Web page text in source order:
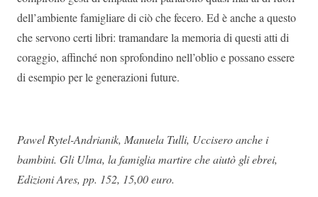
dell’ambiente famigliare di ciò che fecero. Ed è anche a questo
che servono certi libri: tramandare la memoria di questi atti di
coraggio, affinché non sprofondino nell’oblio e possano essere
di esempio per le generazioni future.
Pawel Rytel-Andrianik, Manuela Tulli, Uccisero anche i
bambini. Gli Ulma, la famiglia martire che aiutò gli ebrei,
Edizioni Ares, pp. 152, 15,00 euro.